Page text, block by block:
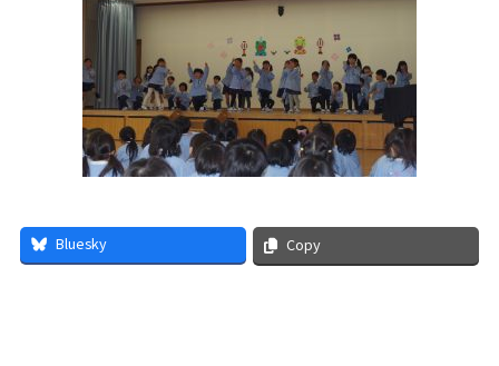
Bluesky Copy